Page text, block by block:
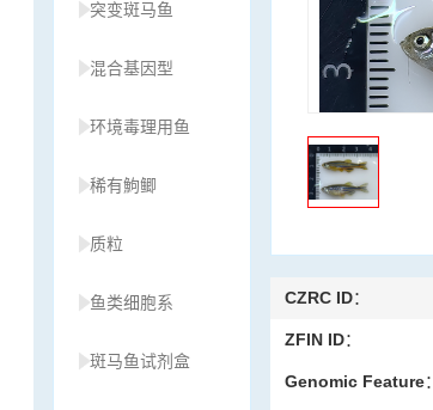
突变斑马鱼
混合基因型
环境毒理用鱼
稀有鮈鲫
质粒
鱼类细胞系
斑马鱼试剂盒
CZRC ID：
ZFIN ID：
Genomic Feature：